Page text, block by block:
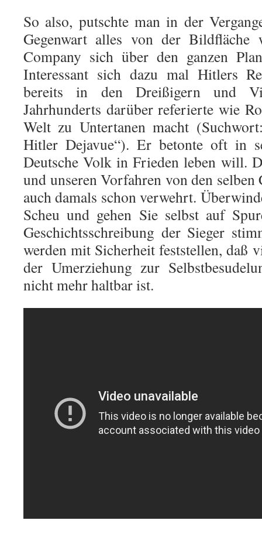
So also, putschte man in der
Gegenwart alles von der
Company sich über den ganzen
Interessant sich dazu mal Hitlers
bereits in den Dreißigern und
Jahrhunderts darüber referierte wie
Welt zu Untertanen macht
Hitler Dejavue“). Er betonte oft in
Deutsche Volk in Frieden leben will.
und unseren Vorfahren von den selben
auch damals schon verwehrt.
Scheu und gehen Sie selbst auf
Geschichtsschreibung der Sieger
werden mit Sicherheit feststellen, daß
der Umerziehung zur
nicht mehr haltbar ist.